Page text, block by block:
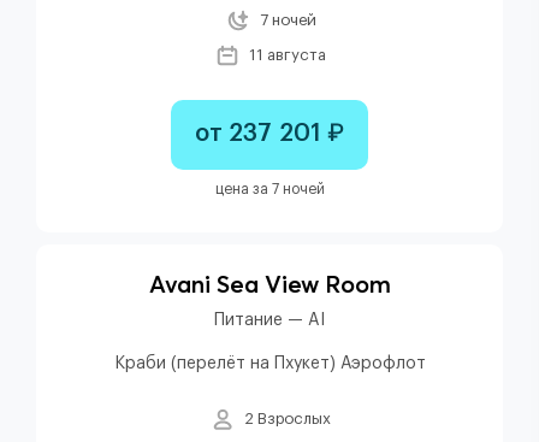
7 ночей
11 августа
от 237 201 ₽
цена за 7 ночей
Avani Sea View Room
Питание — AI
Краби (перелёт на Пхукет) Аэрофлот
2 Взрослых